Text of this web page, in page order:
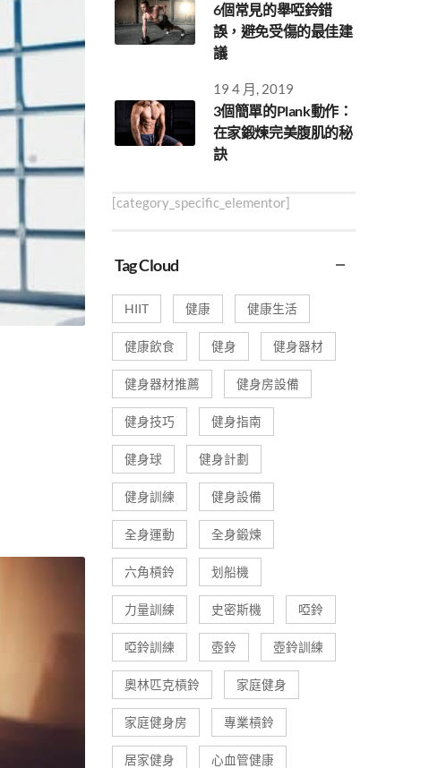
6個常見的舉啞鈴錯
誤，避免受傷的最佳建
議
19 4 月, 2019
3個簡單的Plank動作：
在家鍛煉完美腹肌的秘
訣
[category_specific_elementor]
Tag Cloud
HIIT 健康 健康生活
健康飲食 健身 健身器材
健身器材推薦 健身房設備
健身技巧 健身指南
健身球 健身計劃
健身訓練 健身設備
全身運動 全身鍛煉
六角槓鈴 划船機
力量訓練 史密斯機 啞鈴
啞鈴訓練 壺鈴 壺鈴訓練
奧林匹克槓鈴 家庭健身
家庭健身房 專業槓鈴
居家健身 心血管健康